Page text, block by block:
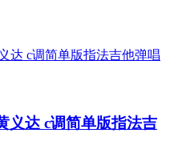
义达 c调简单版指法吉